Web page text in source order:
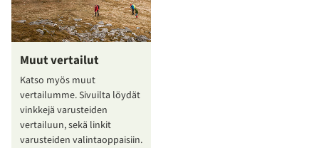
Muut vertailut
Katso myös muut
vertailumme. Sivuilta löydät
vinkkejä varusteiden
vertailuun, sekä linkit
varusteiden valintaoppaisiin.